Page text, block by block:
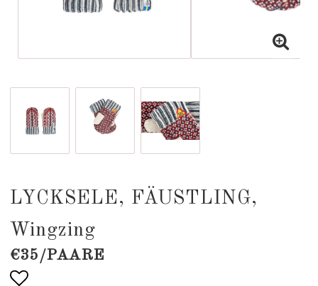
LYCKSELE, FÄUSTLING,
Wingzing
€35/PAARE